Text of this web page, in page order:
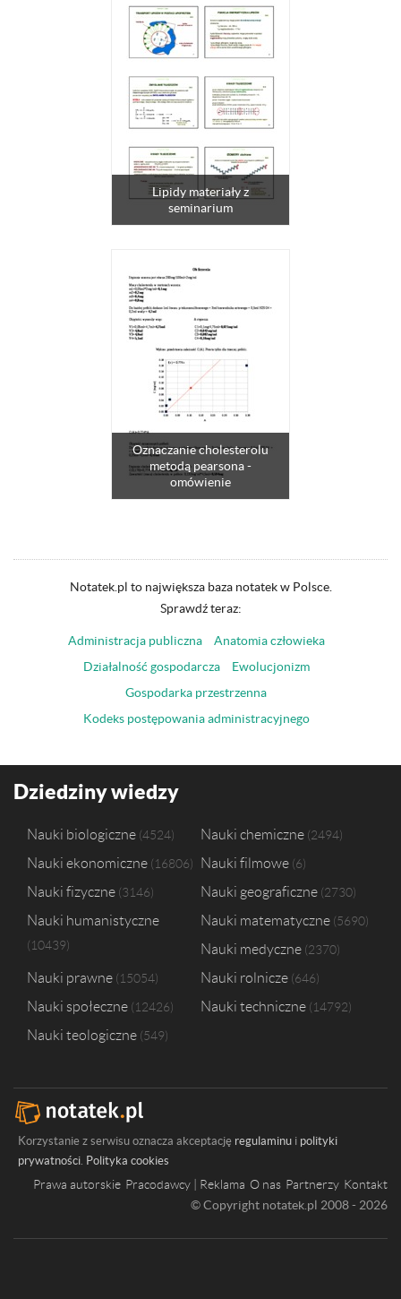
Lipidy materiały z
seminarium
Oznaczanie cholesterolu
metodą pearsona -
omówienie
Notatek.pl to największa baza notatek w Polsce.
Sprawdź teraz:
Administracja publiczna
Anatomia człowieka
Działalność gospodarcza
Ewolucjonizm
Gospodarka przestrzenna
Kodeks postępowania administracyjnego
Dziedziny wiedzy
Nauki biologiczne 4524 Nauki chemiczne 2494
Nauki ekonomiczne 16806 Nauki filmowe 6
Nauki fizyczne 3146 Nauki geograficzne 2730
Nauki humanistyczne
10439
Nauki matematyczne 5690
Nauki medyczne 2370
Nauki prawne 15054 Nauki rolnicze 646
Nauki społeczne 12426 Nauki techniczne 14792
Nauki teologiczne 549
Korzystanie z serwisu oznacza akceptację regulaminu i polityki
prywatności. Polityka cookies
Prawa autorskie Pracodawcy | Reklama O nas Partnerzy Kontakt
© Copyright notatek.pl 2008 - 2026